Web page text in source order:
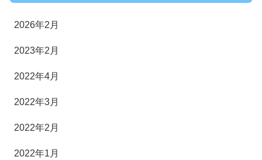
2026年2月
2023年2月
2022年4月
2022年3月
2022年2月
2022年1月